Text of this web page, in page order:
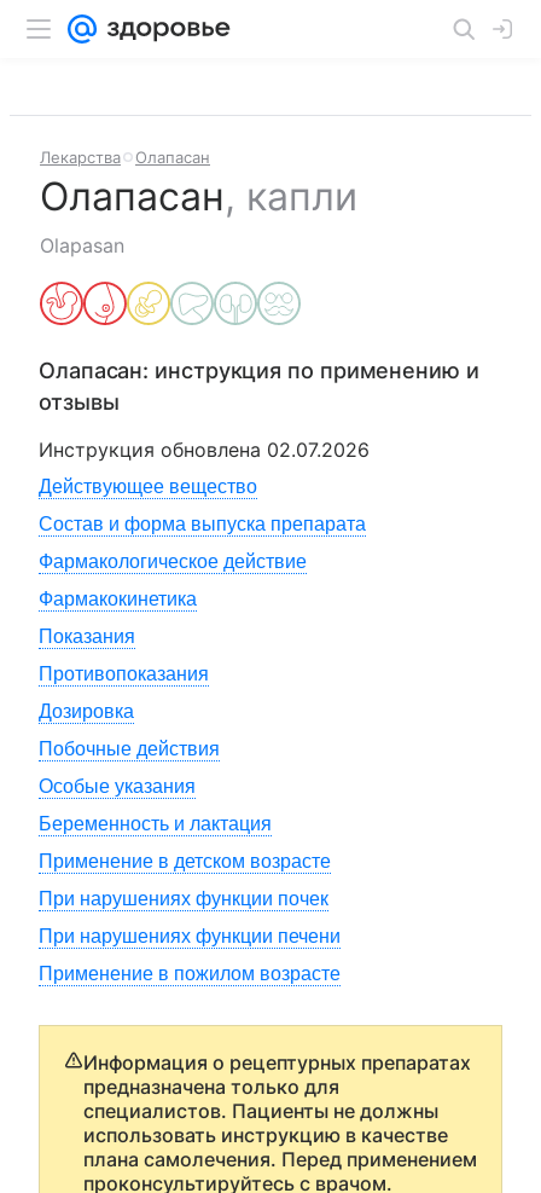
Лекарства Олапасан
Олапасан, капли
Olapasan
Олапасан: инструкция по применению и
отзывы
Инструкция обновлена 02.07.2026
Действующее вещество
Состав и форма выпуска препарата
Фармакологическое действие
Фармакокинетика
Показания
Противопоказания
Дозировка
Побочные действия
Особые указания
Беременность и лактация
Применение в детском возрасте
При нарушениях функции почек
При нарушениях функции печени
Применение в пожилом возрасте
Информация о рецептурных препаратах
предназначена только для
специалистов. Пациенты не должны
использовать инструкцию в качестве
плана самолечения. Перед применением
проконсультируйтесь с врачом.